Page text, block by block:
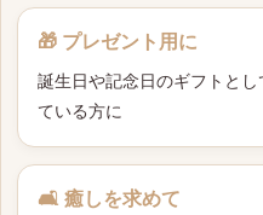
🎁 プレゼント用に
誕生日や記念日のギフトと
ている方に
🛋 癒しを求めて